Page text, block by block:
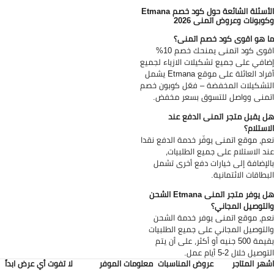
الأسئلة الشائعة حول كود خصم Etmana
وعروض اتمنى 2026
هو اقوى كود خصم اتمنى؟
اقوى كود اتمنى يمنحك خصم 10%
على جميع تشكيلات الازياء لجميع
أفراد العائلة على موقع Etmana يشمل
المخفضة – فعّل كوبون خصم
وواصل للتسوق بسعر مخفض.
يقبل متجر اتمنى الدفع عند
موقع اتمنى يوفّر خدمة الدفع نقدا
الاستلام على جميع الطلبيات،
إلى خيارات دفع أخرى تشمل
الائتمانية.
هل يوفر متجر اتمنى Etmana الشحن
المجاني؟
موقع اتمنى يوفر خدمة الشحن
المجاني على جميع الطلبيات
بقيمة 500 جنيه أو أكثر، على أن يتم
خلال 2-5 أيام عمل.
المتاجر
عروض المناسبات معلومات الموفر
لا تفوت أي عرض ابداً